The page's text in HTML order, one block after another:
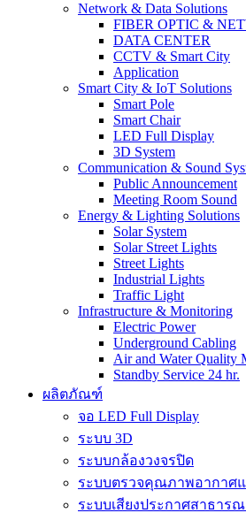
Network & Data Solutions
FIBER OPTIC &
DATA CENTER
CCTV & Smart City
Application
Smart City & IoT Solutions
Smart Pole
Smart Chair
LED Full Display
3D System
Communication & Sound
Public Announcement
Meeting Room Sound
Energy & Lighting Solutions
Solar System
Solar Street Lights
Street Lights
Industrial Lights
Traffic Light
Infrastructure & Monitoring
Electric Power
Underground Cabling
Air and Water Quality
Standby Service 24 hr.
ผลิตภัณฑ์
จอ LED Full Display
ระบบ 3D
ระบบกล้องวงจรปิด
ระบบตรวจคุณภาพอากาศ
ระบบเสียงประกาศสาธารณ